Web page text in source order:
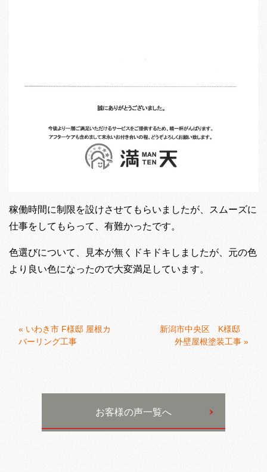
稼働時間に制限を設けさせてもらいましたが、スムーズに
仕事をしてもらって、有難かったです。
色選びについて、見本が無くドキドキしましたが、元の色
より良い色になったので大変満足しています。
« いわき市 F様邸 屋根カ
バーリング工事
新潟市中央区 K様邸
外壁屋根塗装工事 »
お客様の声一覧へ